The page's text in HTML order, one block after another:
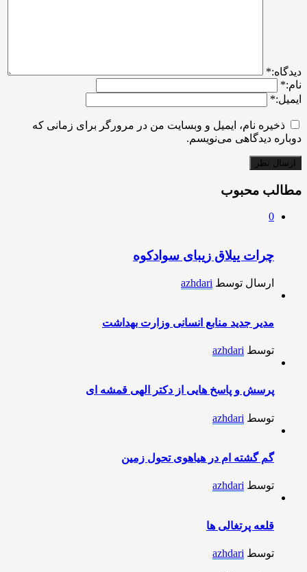
ديدگاه:*
نام:*
ایمیل:*
ذخیره نام، ایمیل و وبسایت من در مرورگر برای زمانی که
دوباره دیدگاهی می‌نویسم.
مطالب محبوب
0
چرات ییلاق زیبای سوادکوه
ارسال توسط azhdari
مدیر جدید منابع انسانی وزارت بهداشت
توسط azhdari
پرسش و پاسخ هایی از دکتر الهی قمشه ای
توسط azhdari
گم گشته ام در هیاهوی تحول زمین
توسط azhdari
قلعه پرتغالی ها
توسط azhdari